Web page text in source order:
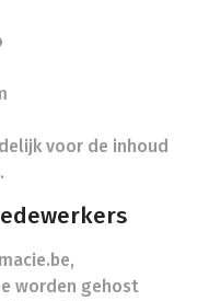
voor de inhoud
worden gehost